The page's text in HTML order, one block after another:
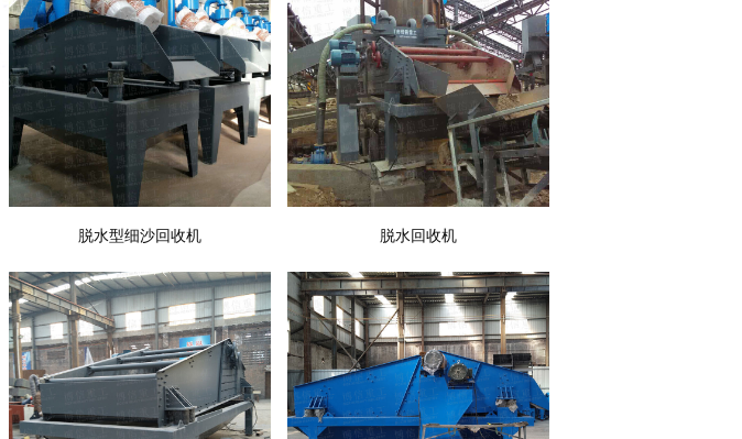
脱水型细沙回收机 脱水回收机